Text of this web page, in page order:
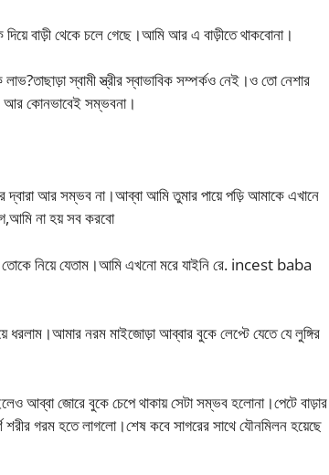
বাড়ী থেকে চলে গেছে।আমি আর এ বাড়ীতে থাকবোনা।
স্বামী স্ত্রীর স্বাভাবিক সম্পর্কও নেই।ও তো নেশার
আর কোনভাবেই সম্ভবনা।
দ্বারা আর সম্ভব না।আব্বা আমি তুমার পায়ে পড়ি আমাকে এখানে
না হয় সব করবো
নিয়ে যেতাম।আমি এখনো মরে যাইনি রে. incest baba
নরম মাইজোড়া আব্বার বুকে লেপ্টে যেতে যে লুঙ্গির
আব্বা জোরে বুকে চেপে থাকায় সেটা সম্ভব হলোনা।পেটে বাড়ার
গরম হতে লাগলো।শেষ কবে সাগরের সাথে যৌনমিলন হয়েছে